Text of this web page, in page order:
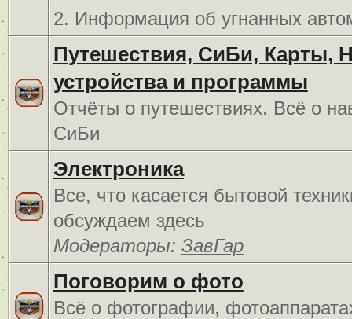
2. Информация об угнанных
Путешествия, СиБи, Карты,
устройства и программы
Отчёты о путешествиях. Всё о
СиБи
Электроника
Все, что касается бытовой
обсуждаем здесь
Модераторы: ЗавГар
Поговорим о фото
Всё о фотографии,